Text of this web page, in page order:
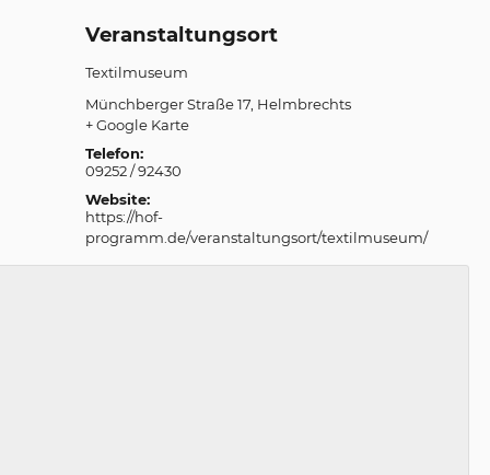
Veranstaltungsort
Textilmuseum
Münchberger Straße 17 Helmbrechts
+ Google Karte
Telefon:
09252 / 92430
Website:
https://hof-
programm.de/veranstaltungsort/textilmuseum/